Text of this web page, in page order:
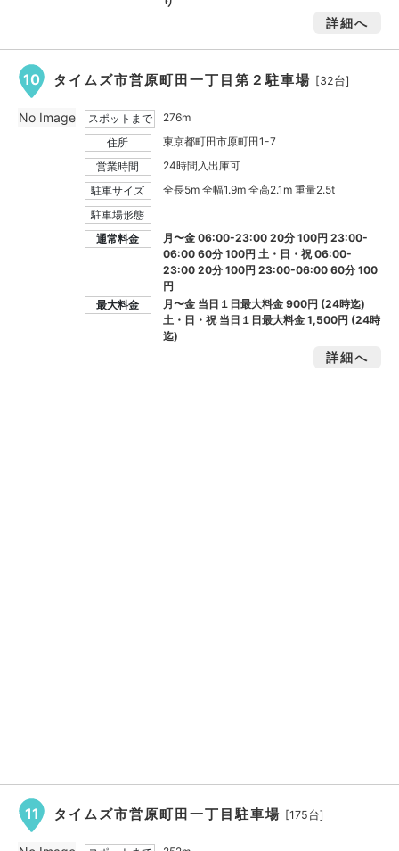
詳細へ
10 タイムズ市営原町田一丁目第２駐車場 [32台]
スポットまで
276m
住所
東京都町田市原町田1-7
営業時間
24時間入出庫可
駐車サイズ
全長5m 全幅1.9m 全高2.1m 重量2.5t
駐車場形態
通常料金
月〜金 06:00-23:00 20分 100円 23:00-
06:00 60分 100円 土・日・祝 06:00-
23:00 20分 100円 23:00-06:00 60分 100
円
最大料金
月〜金 当日１日最大料金900円 (24時迄)
土・日・祝 当日１日最大料金1,500円 (24時
迄)
詳細へ
No Image
11 タイムズ市営原町田一丁目駐車場 [175台]